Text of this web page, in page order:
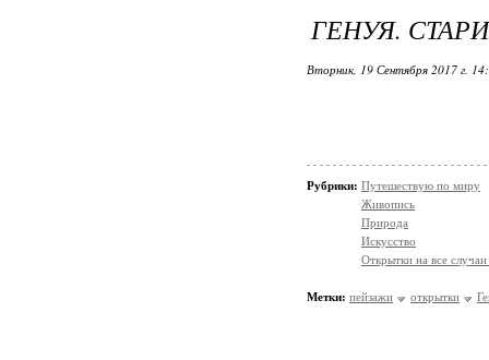
ГЕНУЯ.
Вторник, 19 Сентября 2017 г.
Рубрики: Путешествую по миру
Живопись
Природа
Искусство
Открытки на все
Метки: пейзажи открытки